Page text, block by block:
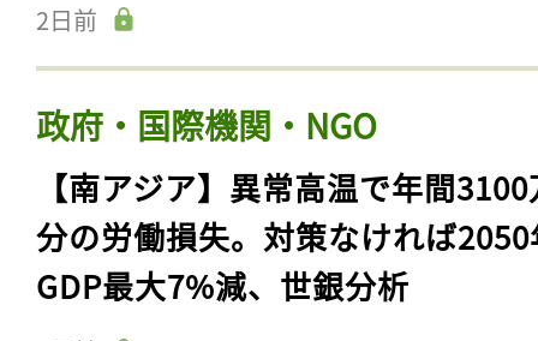
2日前
政府・国際機関・NGO
【南アジア】異常高温で年間
分の労働損失。対策なければ
GDP最大7%減、世銀分析